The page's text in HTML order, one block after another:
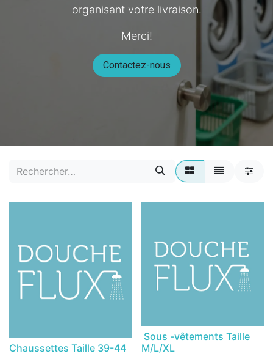
organisant votre livraison.
Merci!
Contactez-nous
Chaussettes Taille 39-44
Sous -vêtements Taille
M/L/XL